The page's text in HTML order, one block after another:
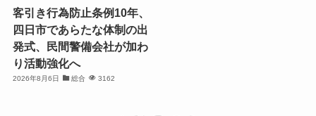
客引き行為防止条例10年、
四日市であらたな体制の出
発式、民間警備会社が加わ
り活動強化へ
2026年8月6日 総合 3162